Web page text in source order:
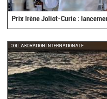
Prix Irène Joliot-Curie :
COLLABORATION INTERNATIONALE